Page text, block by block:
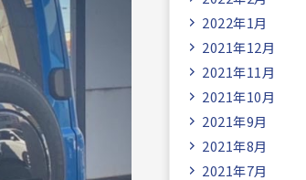
2022年1月
2021年12月
2021年11月
2021年10月
2021年9月
2021年8月
2021年7月